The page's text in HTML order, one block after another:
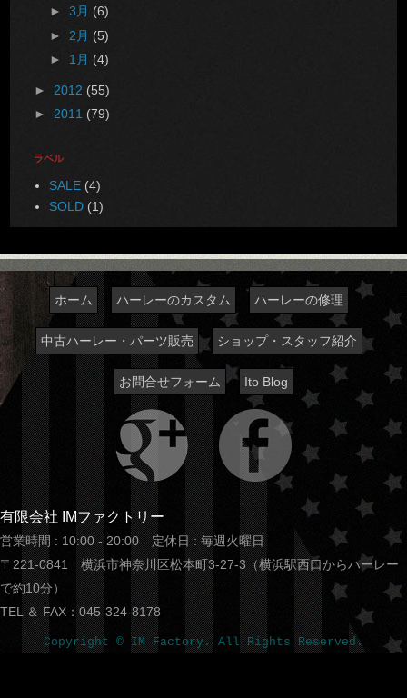
► 3月 (6)
► 2月 (5)
► 1月 (4)
► 2012 (55)
► 2011 (79)
ラベル
SALE (4)
SOLD (1)
ホーム ハーレーのカスタム ハーレーの修理
中古ハーレー・パーツ販売 ショップ・スタッフ紹介
お問合せフォーム Ito Blog
有限会社 IMファクトリー
営業時間 : 10:00 - 20:00 定休日 : 毎週火曜日
〒221-0841 横浜市神奈川区松本町3-27-3（横浜駅西口からハーレー
で約10分）
TEL ＆ FAX：045-324-8178
Copyright © IM Factory. All Rights Reserved.